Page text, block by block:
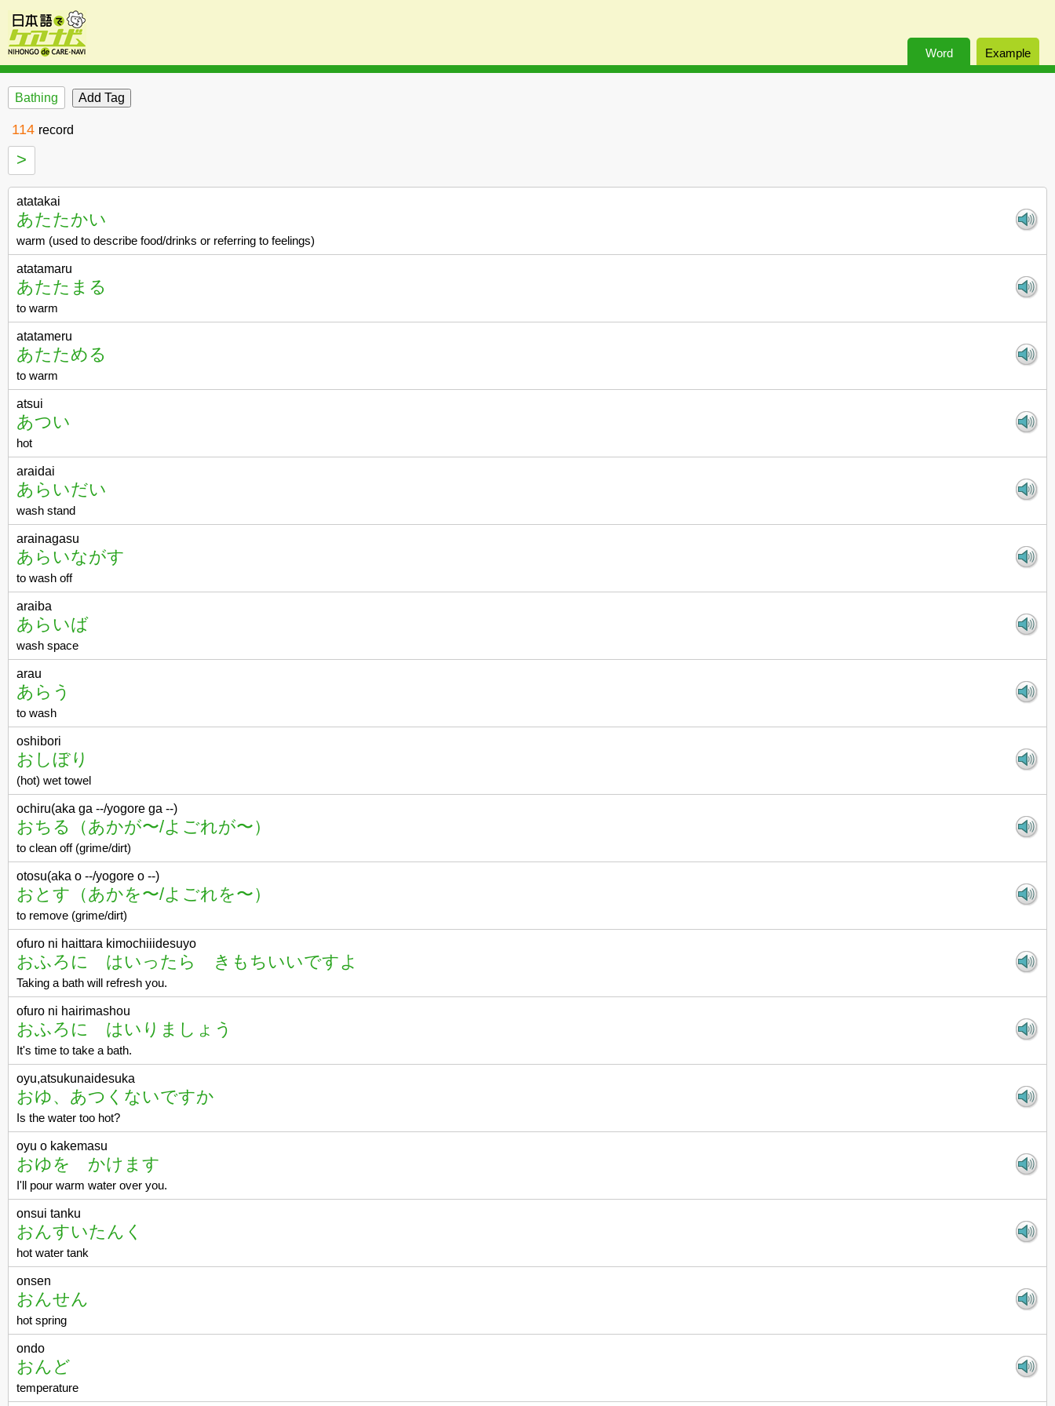
Word Example
Bathing
114 record
>
atatakai
あたたかい
warm (used to describe food/drinks or referring to feelings)
atatamaru
あたたまる
to warm
atatameru
あたためる
to warm
atsui
あつい
hot
araidai
あらいだい
wash stand
arainagasu
あらいながす
to wash off
araiba
あらいば
wash space
arau
あらう
to wash
oshibori
おしぼり
(hot) wet towel
ochiru(aka ga --/yogore ga --)
おちる（あかが〜/よごれが〜）
to clean off (grime/dirt)
otosu(aka o --/yogore o --)
おとす（あかを〜/よごれを〜）
to remove (grime/dirt)
ofuro ni haittara kimochiiidesuyo
おふろに はいったら きもちいいですよ
Taking a bath will refresh you.
ofuro ni hairimashou
おふろに はいりましょう
It's time to take a bath.
oyu,atsukunaidesuka
おゆ、あつくないですか
Is the water too hot?
oyu o kakemasu
おゆを かけます
I'll pour warm water over you.
onsui tanku
おんすいたんく
hot water tank
onsen
おんせん
hot spring
ondo
おんど
temperature